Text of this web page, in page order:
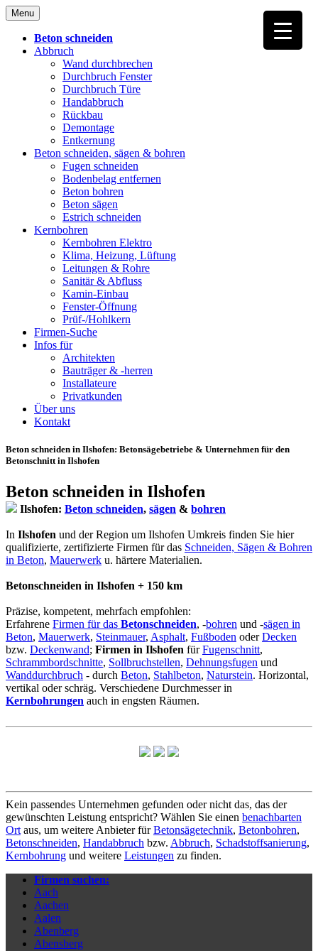
Skip
to
content
Menu
Beton schneiden
Abbruch
Wand durchbrechen
Durchbruch Fenster
Durchbruch Türe
Handabbruch
Rückbau
Demontage
Entkernung
Beton schneiden, sägen & bohren
Fugen schneiden
Bodenbelag entfernen
Beton bohren
Beton sägen
Estrich schneiden
Kernbohren
Kernbohren Elektro
Klima, Heizung, Lüftung
Leitungen & Rohre
Sanitär & Abfluss
Kamin-Einbau
Fenster-Öffnung
Prüf-/Hohlkern
Firmen-Suche
Infos für
Architekten
Bauträger & -herren
Installateure
Privatkunden
Über uns
Kontakt
Beton schneiden in Ilshofen: Betonsägebetriebe & Unternehmen für den
Betonschnitt in Ilshofen
Beton schneiden in Ilshofen
Ilshofen: Beton schneiden, sägen & bohren
In Ilshofen und der Region um Ilshofen Umkreis finden Sie hier
qualifizierte, zertifizierte Firmen für das Schneiden, Sägen & Bohren
in Beton, Mauerwerk u. härtere Materialien.
Betonschneiden in Ilshofen + 150 km
Präzise, kompetent, mehrfach empfohlen:
Erfahrene Firmen für das Betonschneiden, -bohren und -sägen in
Beton, Mauerwerk, Steinmauer, Asphalt, Fußboden oderDecken
bzw. Deckenwand; Firmen in Ilshofen fürFugenschnitt,
Schrammbordschnitte, Sollbruchstellen, Dehnungsfugen und
Wanddurchbruch - durch Beton, Stahlbeton, Naturstein. Horizontal,
vertikal oder schräg. Verschiedene Durchmesser in
Kernbohrungen auch in engsten Räumen.
Kein passendes Unternehmen gefunden oder nicht das, das der
gewünschten Leistung entspricht? Wählen Sie einen benachbarten
Ort aus, um weitere Anbieter fürBetonsägetechnik, Betonbohren,
Betonschneiden, Handabbruch bzw. Abbruch, Schadstoffsanierung,
Kernbohrung und weitere Leistungen zu finden.
Firmen suchen:
Aach
Aachen
Aalen
Abenberg
Abensberg